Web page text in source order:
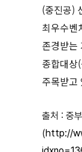
(중진공)
최우수
존경받는
종합대상
주목받고
출처 : 중
(http://